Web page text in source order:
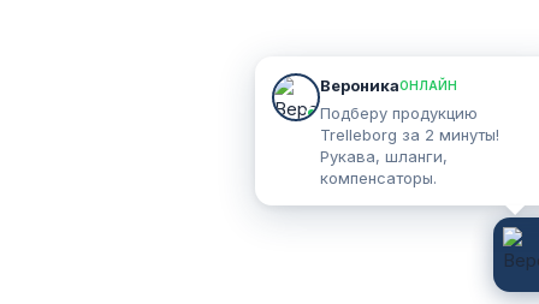
ВероникаОНЛАЙН
Подберу продукцию
Trelleborg за 2 минуты!
Рукава, шланги,
компенсаторы.